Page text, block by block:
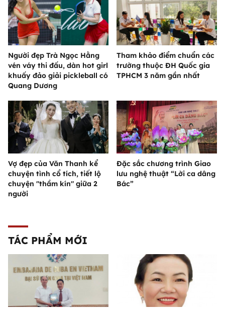
Người đẹp Trà Ngọc Hằng
vén váy thi đấu, dàn hot girl
khuấy đảo giải pickleball có
Quang Dương
Tham khảo điểm chuẩn các
trường thuộc ĐH Quốc gia
TPHCM 3 năm gần nhất
Vợ đẹp của Văn Thanh kể
chuyện tình cổ tích, tiết lộ
chuyện "thầm kín" giữa 2
người
Đặc sắc chương trình Giao
lưu nghệ thuật “Lời ca dâng
Bác”
TÁC PHẨM MỚI